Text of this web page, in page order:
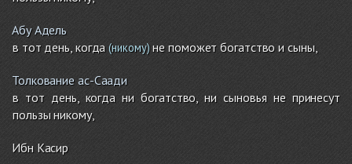
Абу Адель
в тот день, когда (никому)не поможет богатство и сыны,
Толкование ас-Саади
в тот день, когда ни богатство, ни сыновья не принесут
пользы никому,
Ибн Касир